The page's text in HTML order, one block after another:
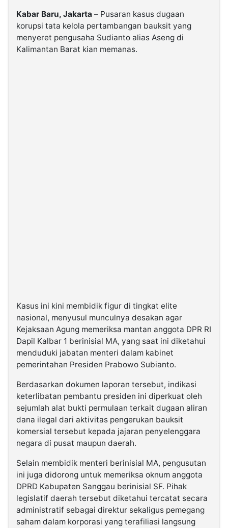
Kabarbaru.co
Kabar Baru, Jakarta – Pusaran kasus dugaan
korupsi tata kelola pertambangan bauksit yang
menyeret pengusaha Sudianto alias Aseng di
Kalimantan Barat kian memanas.
Kasus ini kini membidik figur di tingkat elite
nasional, menyusul munculnya desakan agar
Kejaksaan Agung memeriksa mantan anggota DPR RI
Dapil Kalbar 1 berinisial MA, yang saat ini diketahui
menduduki jabatan menteri dalam kabinet
pemerintahan Presiden Prabowo Subianto.
Berdasarkan dokumen laporan tersebut, indikasi
keterlibatan pembantu presiden ini diperkuat oleh
sejumlah alat bukti permulaan terkait dugaan aliran
dana ilegal dari aktivitas pengerukan bauksit
komersial tersebut kepada jajaran penyelenggara
negara di pusat maupun daerah.
Selain membidik menteri berinisial MA, pengusutan
ini juga didorong untuk memeriksa oknum anggota
DPRD Kabupaten Sanggau berinisial SF. Pihak
legislatif daerah tersebut diketahui tercatat secara
administratif sebagai direktur sekaligus pemegang
saham dalam korporasi yang terafiliasi langsung